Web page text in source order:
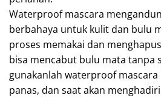
Waterproof mascara
berbahaya untuk kulit dan bulu
proses memakai dan
bisa mencabut bulu mata tanpa
gunakanlah waterproof
panas, dan saat akan